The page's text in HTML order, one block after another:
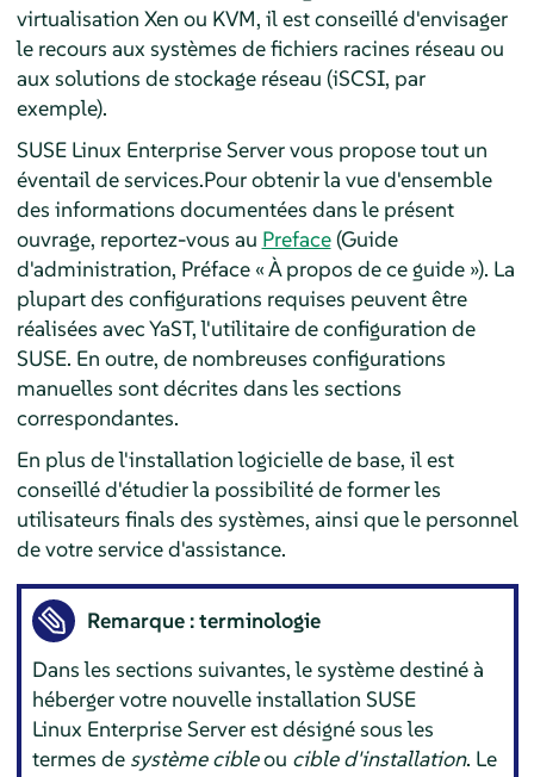
virtualisation Xen ou KVM, il est conseillé d'envisager
le recours aux systèmes de fichiers racines réseau ou
aux solutions de stockage réseau (iSCSI, par
exemple).
SUSE Linux Enterprise Server vous propose tout un
éventail de services.Pour obtenir la vue d'ensemble
des informations documentées dans le présent
ouvrage, reportez-vous au Preface(Guide
d'administration, Préface « À propos de ce guide »). La
plupart des configurations requises peuvent être
réalisées avec YaST, l'utilitaire de configuration de
SUSE. En outre, de nombreuses configurations
manuelles sont décrites dans les sections
correspondantes.
En plus de l'installation logicielle de base, il est
conseillé d'étudier la possibilité de former les
utilisateurs finals des systèmes, ainsi que le personnel
de votre service d'assistance.
Remarque : terminologie
Dans les sections suivantes, le système destiné à
héberger votre nouvelle installation SUSE
Linux Enterprise Serverest désigné sous les
termes de système cibleou cible d'installation. Le